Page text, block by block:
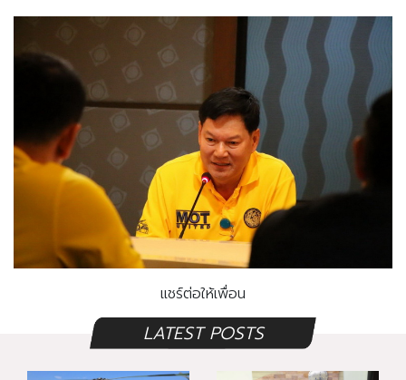
แชร์ต่อให้เพื่อน
LATEST POSTS